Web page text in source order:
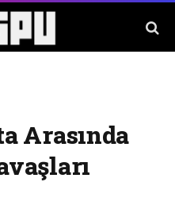
Arasında